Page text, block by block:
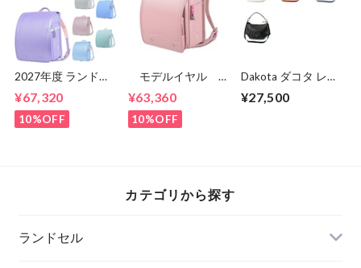
2027年度 ランドセ
ィスイーツ 2027 く
るピタランドセル
くるぴた
¥67,320
10%OFF
モデルイヤル ナ
MR23G01 女の
子 セイバンのラン
ドセル ６年間保
¥63,360
10%OFF
Dakota ダコタ レデ
ショルダーバッグ
¥27,500
カテゴリから探す
ランドセル